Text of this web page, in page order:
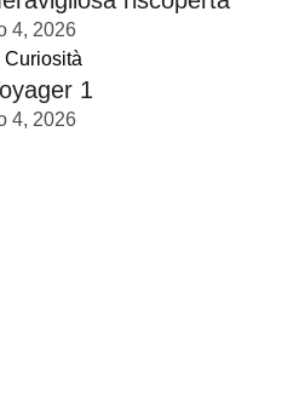
4, 2026
Curiosità
1
4, 2026